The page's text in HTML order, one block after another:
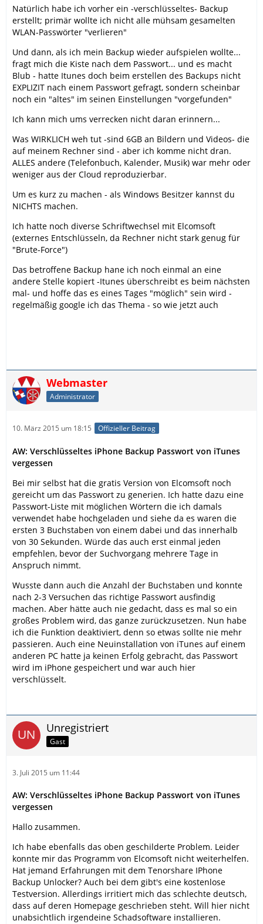
Natürlich habe ich vorher ein -verschlüsseltes- Backup
erstellt; primär wollte ich nicht alle mühsam gesamelten
WLAN-Passwörter "verlieren"
Und dann, als ich mein Backup wieder aufspielen wollte...
fragt mich die Kiste nach dem Passwort... und es macht
Blub - hatte Itunes doch beim erstellen des Backups nicht
EXPLIZIT nach einem Passwort gefragt, sondern scheinbar
noch ein "altes" im seinen Einstellungen "vorgefunden"
Ich kann mich ums verrecken nicht daran erinnern...
Was WIRKLICH weh tut -sind 6GB an Bildern und Videos- die
auf meinem Rechner sind - aber ich komme nicht dran.
ALLES andere (Telefonbuch, Kalender, Musik) war mehr oder
weniger aus der Cloud reproduzierbar.
Um es kurz zu machen - als Windows Besitzer kannst du
NICHTS machen.
Ich hatte noch diverse Schriftwechsel mit Elcomsoft
(externes Entschlüsseln, da Rechner nicht stark genug für
"Brute-Force")
Das betroffene Backup hane ich noch einmal an eine
andere Stelle kopiert -Itunes überschreibt es beim nächsten
mal- und hoffe das es eines Tages "möglich" sein wird -
regelmäßig google ich das Thema - so wie jetzt auch
Webmaster
Administrator
10. März 2015 um 18:15 Offizieller Beitrag
AW: Verschlüsseltes iPhone Backup Passwort von iTunes
vergessen
Bei mir selbst hat die gratis Version von Elcomsoft noch
gereicht um das Passwort zu generien. Ich hatte dazu eine
Passwort-Liste mit möglichen Wörtern die ich damals
verwendet habe hochgeladen und siehe da es waren die
ersten 3 Buchstaben von einem dabei und das innerhalb
von 30 Sekunden. Würde das auch erst einmal jeden
empfehlen, bevor der Suchvorgang mehrere Tage in
Anspruch nimmt.
Wusste dann auch die Anzahl der Buchstaben und konnte
nach 2-3 Versuchen das richtige Passwort ausfindig
machen. Aber hätte auch nie gedacht, dass es mal so ein
großes Problem wird, das ganze zurückzusetzen. Nun habe
ich die Funktion deaktiviert, denn so etwas sollte nie mehr
passieren. Auch eine Neuinstallation von iTunes auf einem
anderen PC hatte ja keinen Erfolg gebracht, das Passwort
wird im iPhone gespeichert und war auch hier
verschlüsselt.
Unregistriert
Gast
3. Juli 2015 um 11:44
AW: Verschlüsseltes iPhone Backup Passwort von iTunes
vergessen
Hallo zusammen.
Ich habe ebenfalls das oben geschilderte Problem. Leider
konnte mir das Programm von Elcomsoft nicht weiterhelfen.
Hat jemand Erfahrungen mit dem Tenorshare IPhone
Backup Unlocker? Auch bei dem gibt's eine kostenlose
Testversion. Allerdings irritiert mich das schlechte deutsch,
dass auf deren Homepage geschrieben steht. Will hier nicht
unabsichtlich irgendeine Schadsoftware installieren.